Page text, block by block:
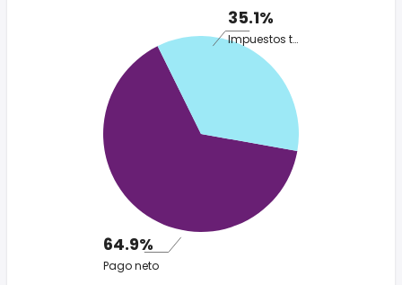
35.1%
Impuestos totales
64.9%
Pago neto